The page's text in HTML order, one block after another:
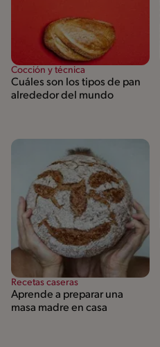
Cocción y técnica
Cuáles son los tipos de pan
alrededor del mundo
Recetas caseras
Aprende a preparar una
masa madre en casa